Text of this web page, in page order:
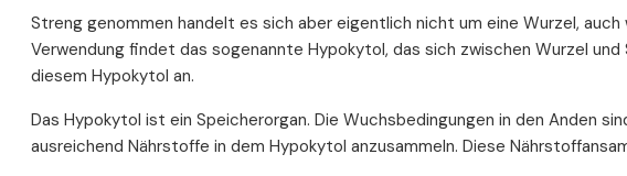
Maca und Blutzucker: Forschungsstand
Die Schilddrüse als wichtiges Stoffwechselorgan
Maca als Nahrungsergänzungsmittel
Streng genommen handelt es sich aber eigentlich nicht um eine Wurzel,
Verwendung findet das sogenannte Hypokytol, das sich zwischen Wurzel
diesem Hypokytol an.
Das Hypokytol ist ein Speicherorgan. Die Wuchsbedingungen in den Anden
ausreichend Nährstoffe in dem Hypokytol anzusammeln. Diese